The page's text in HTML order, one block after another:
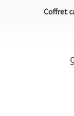
Coffret